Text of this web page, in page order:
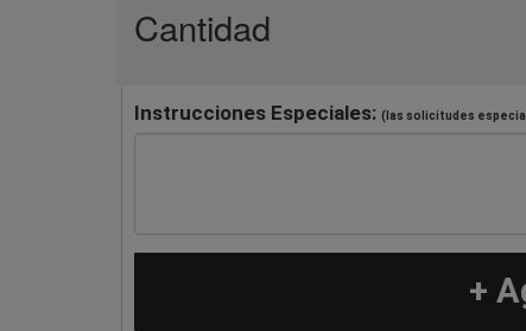
Cantidad
Instrucciones Especiales: (las solicitudes
+